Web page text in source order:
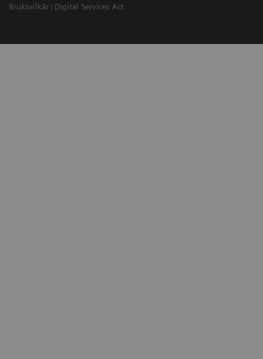
Bruksvilkår
Digital Services Act